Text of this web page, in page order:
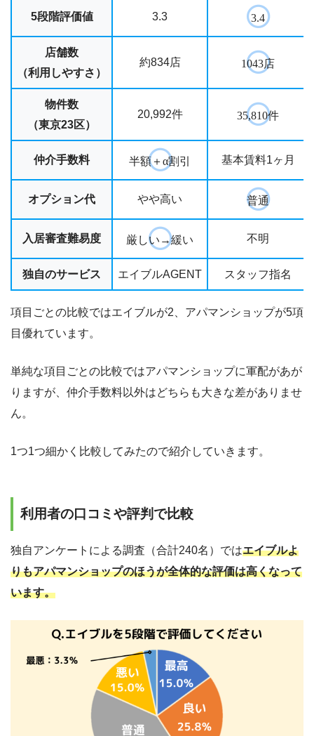
5段階評価値 3.3 3.4
店舗数
（利用しやすさ）
約834店 1043店
物件数
（東京23区）
20,992件 35,810件
仲介手数料 半額＋α割引 基本賃料1ヶ月
オプション代 やや高い 普通
入居審査難易度 厳しい→緩い 不明
独自のサービス エイブルAGENT スタッフ指名
項目ごとの比較ではエイブルが2、アパマンショップが5項
目優れています。
単純な項目ごとの比較ではアパマンショップに軍配があが
りますが、仲介手数料以外はどちらも大きな差がありませ
ん。
1つ1つ細かく比較してみたので紹介していきます。
利用者の口コミや評判で比較
独自アンケートによる調査（合計240名）ではエイブルよ
りもアパマンショップのほうが全体的な評価は高くなって
います。